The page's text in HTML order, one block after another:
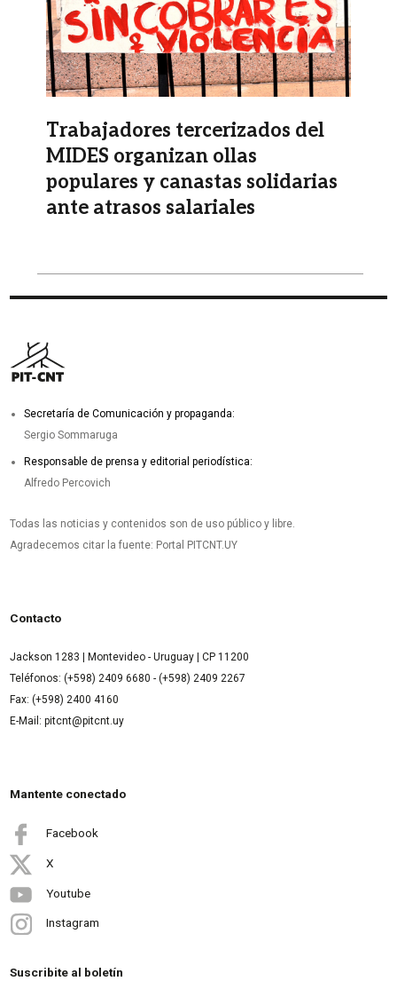
Trabajadores tercerizados del
MIDES organizan ollas
populares y canastas solidarias
ante atrasos salariales
Secretaría de Comunicación y propaganda:
Sergio Sommaruga
Responsable de prensa y editorial periodística:
Alfredo Percovich
Todas las noticias y contenidos son de uso público y libre.
Agradecemos citar la fuente: Portal PITCNT.UY
Contacto
Jackson 1283 | Montevideo - Uruguay | CP 11200
Teléfonos: (+598) 2409 6680 - (+598) 2409 2267
Fax: (+598) 2400 4160
E-Mail: pitcnt@pitcnt.uy
Mantente conectado
Facebook
X
Youtube
Instagram
Suscribite al boletín